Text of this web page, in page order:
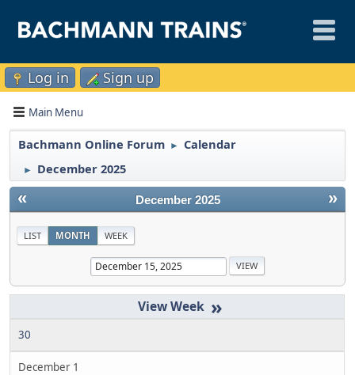
Log in Sign up
Main Menu
Bachmann Online Forum ► Calendar
► December 2025
« »
December 2025
LIST MONTH WEEK
»
30
December 1